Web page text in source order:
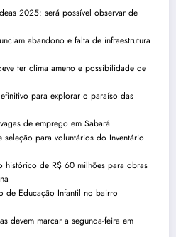
2025: será possível observar de
abandono e falta de infraestrutura
ter clima ameno e possibilidade de
para explorar o paraíso das
de emprego em Sabará
seleção para voluntários do Inventário
histórico de R$ 60 milhões para obras
de Educação Infantil no bairro
devem marcar a segunda-feira em